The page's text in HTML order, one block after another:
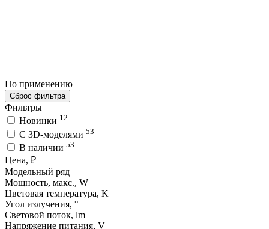
По применению
Сброс фильтра
Фильтры
Новинки 12
C 3D-моделями 53
В наличии 53
Цена, ₽
Модельный ряд
Мощность, макс., W
Цветовая температура, K
Угол излучения, °
Световой поток, lm
Напряжение питания, V